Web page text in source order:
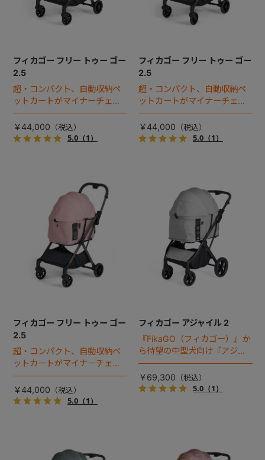
フィカゴー フリー トゥー ゴー
2.5
超・コンパクト、自動収納ペ
ットカートがマイナーチェン
ジ！
￥44,000
5.0（1）
フィカゴー フリー トゥー ゴー
2.5
超・コンパクト、自動収納ペ
ットカートがマイナーチェン
ジ！
￥44,000
5.0（1）
フィカゴー フリー トゥー ゴー
2.5
超・コンパクト、自動収納ペ
ットカートがマイナーチェン
ジ！
￥44,000
5.0（1）
フィカゴー アジャイル 2
『FikaGO（フィカゴー）』か
ら待望の中型犬向け『アジャ
イル２』 登場！耐荷重30kg
で、しかも1秒・自動収納機能
搭載！！
￥69,300
5.0（1）